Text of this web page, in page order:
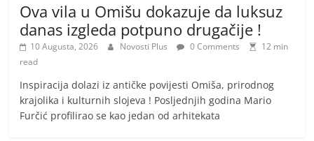
Ova vila u Omišu dokazuje da luksuz
danas izgleda potpuno drugačije !
10 Augusta, 2026 Novosti Plus 0 Comments
12 min
read
Inspiracija dolazi iz antičke povijesti Omiša, prirodnog
krajolika i kulturnih slojeva ! Posljednjih godina Mario
Furčić profilirao se kao jedan od arhitekata